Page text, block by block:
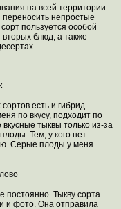
на всей территории
переносить непростые
пользуется особой
блюд, а также
есть и гибрид
по вкусу, подходит по
тыквы только из-за
Тем, у кого нет
Серые плоды у меня
Тыкву сорта
и фото. Она отправила